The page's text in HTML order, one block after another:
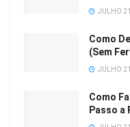
JULHO
Como
(Sem
JULHO
Como
Passo a